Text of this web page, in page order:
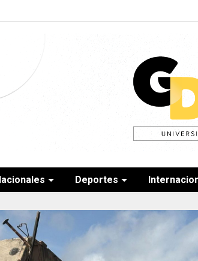
Deportes